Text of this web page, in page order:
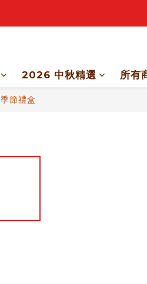
2026 中秋精選 所有
季節禮盒